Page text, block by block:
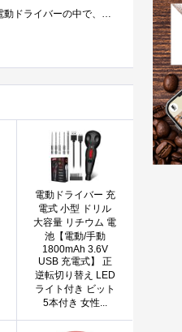
電動ドライバーってのは、無くても済むんだけど、あれば効率的な作業ができるアイテムだ。 そんな電動ドライバーの中で、以前から気になって...
電動ドライバー 充
電式 小型 ドリル
大容量 リチウム 電
池【電動/手動
1800mAh 3.6V
USB 充電式】 正
逆転切り替え LED
ライト付き ビット
5本付き 女性...